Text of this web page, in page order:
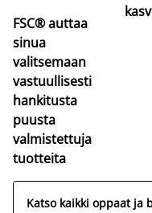
FSC® auttaa
sinua
valitsemaan
vastuullisesti
hankitusta
puusta
valmistettuja
tuotteita
Katso kaikki oppaat ja